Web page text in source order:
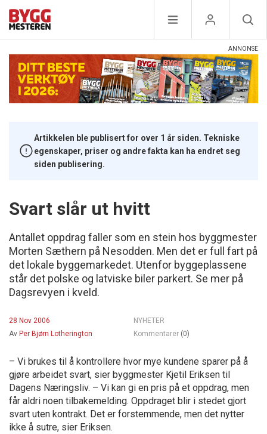
Artikkelen ble publisert for over 1 år siden. Tekniske
egenskaper, priser og andre fakta kan ha endret seg
siden publisering.
Svart slår ut hvitt
Antallet oppdrag faller som en stein hos byggmester
Morten Sæthern på Nesodden. Men det er full fart på
det lokale byggemarkedet. Utenfor byggeplassene
står det polske og latviske biler parkert. Se mer på
Dagsrevyen i kveld.
28 Nov 2006
NYHETER
Av Per Bjørn Lotherington Kommentarer (0)
– Vi brukes til å kontrollere hvor mye kundene sparer på å
gjøre arbeidet svart, sier byggmester Kjetil Eriksen til
Dagens Næringsliv. – Vi kan gi en pris på et oppdrag, men
får aldri noen tilbakemelding. Oppdraget blir i stedet gjort
svart uten kontrakt. Det er forstemmende, men det nytter
ikke å sutre, sier Eriksen.